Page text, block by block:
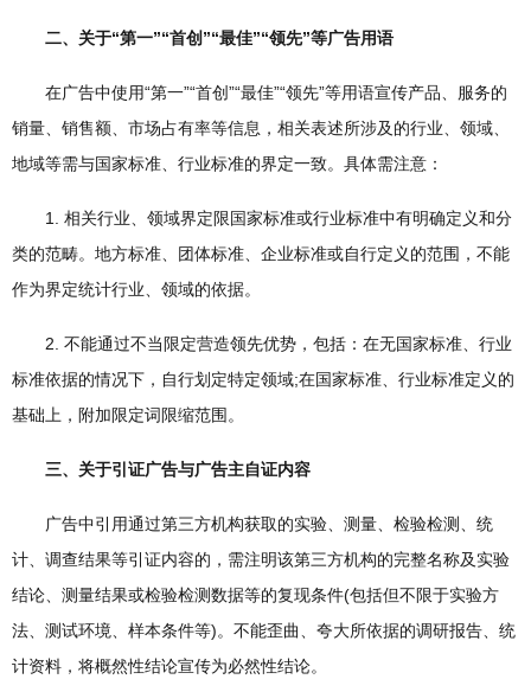
二、关于“第一”“首创”“最佳”“领先”等广告用语
在广告中使用“第一”“首创”“最佳”“领先”等用语宣传产品、服务的
销量、销售额、市场占有率等信息，相关表述所涉及的行业、领域、
地域等需与国家标准、行业标准的界定一致。具体需注意：
1. 相关行业、领域界定限国家标准或行业标准中有明确定义和分
类的范畴。地方标准、团体标准、企业标准或自行定义的范围，不能
作为界定统计行业、领域的依据。
2. 不能通过不当限定营造领先优势，包括：在无国家标准、行业
标准依据的情况下，自行划定特定领域;在国家标准、行业标准定义的
基础上，附加限定词限缩范围。
三、关于引证广告与广告主自证内容
广告中引用通过第三方机构获取的实验、测量、检验检测、统
计、调查结果等引证内容的，需注明该第三方机构的完整名称及实验
结论、测量结果或检验检测数据等的复现条件(包括但不限于实验方
法、测试环境、样本条件等)。不能歪曲、夸大所依据的调研报告、统
计资料，将概然性结论宣传为必然性结论。